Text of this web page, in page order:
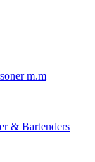
m.m
& Bartenders